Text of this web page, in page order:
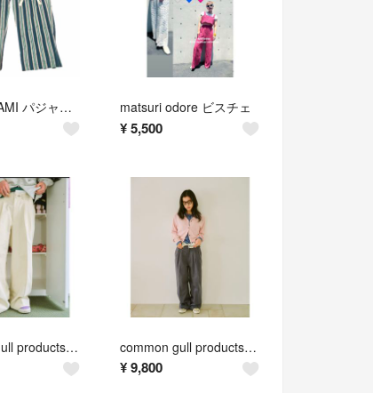
chami CHAMI パジャマパンツ matsuri odore ビスチェ
¥5,500
common gull products. 二層の腰周りなチノパンツ common gull products. 二層の腰周りなチノパンツ
¥9,800